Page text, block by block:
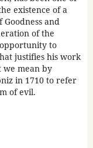
existence of a
and
of the
to
justifies his work
we mean by
in 1710 to refer
of evil.